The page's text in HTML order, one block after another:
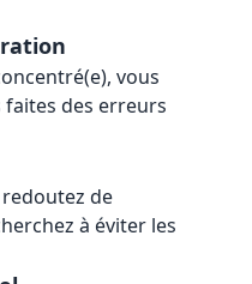
vous
faites des erreurs
de
à éviter les